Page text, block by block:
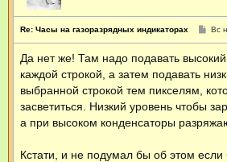
Re: Часы на газоразрядных индикаторах
С
б
е
и
е
Вс
Да нет же! Там надо подавать
каждой строкой, а затем подавать
выбранной строкой тем пикселям,
засветиться. Низкий уровень чтобы
а при высоком конденсаторы
Кстати, и не подумал бы об этом если